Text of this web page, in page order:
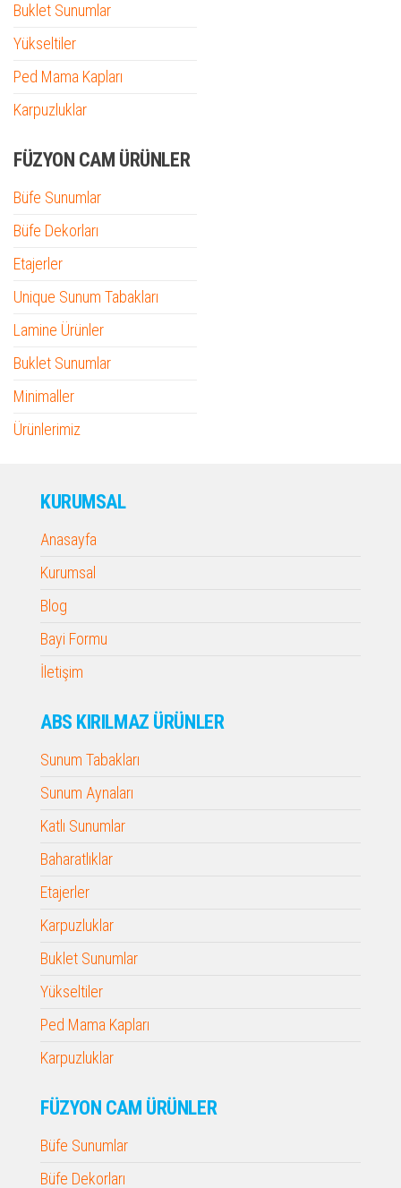
Buklet Sunumlar
Yükseltiler
Ped Mama Kapları
Karpuzluklar
FÜZYON CAM ÜRÜNLER
Büfe Sunumlar
Büfe Dekorları
Etajerler
Unique Sunum Tabakları
Lamine Ürünler
Buklet Sunumlar
Minimaller
Ürünlerimiz
KURUMSAL
Anasayfa
Kurumsal
Blog
Bayi Formu
İletişim
ABS KIRILMAZ ÜRÜNLER
Sunum Tabakları
Sunum Aynaları
Katlı Sunumlar
Baharatlıklar
Etajerler
Karpuzluklar
Buklet Sunumlar
Yükseltiler
Ped Mama Kapları
Karpuzluklar
FÜZYON CAM ÜRÜNLER
Büfe Sunumlar
Büfe Dekorları